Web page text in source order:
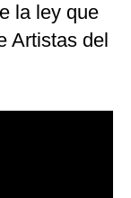
la ley que
Artistas del